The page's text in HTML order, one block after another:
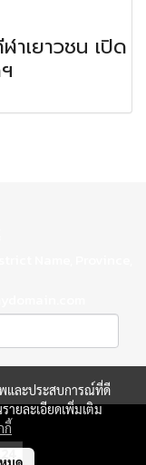
าเยาวชน เปิด
และประสบการณ์ที่ดี
ายละเอียดเพิ่มเติม
กี้